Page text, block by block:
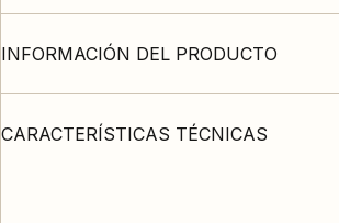
INFORMACIÓN DEL PRODUCTO
CARACTERÍSTICAS TÉCNICAS